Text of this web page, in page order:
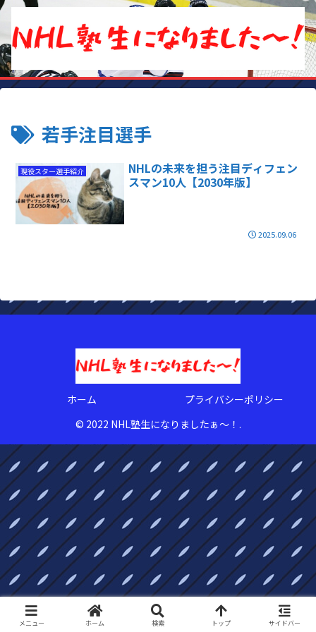
若手注目選手
現役スター選手紹介
NHLの未来を担う注目ディフェン
スマン10人【2030年版】
2025.09.06
ホーム
プライバシーポリシー
© 2022 NHL塾生になりましたぁ〜！.
メニュー ホーム 検索 トップ サイドバー